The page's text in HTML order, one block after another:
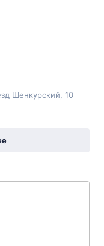
Шенкурский , 10